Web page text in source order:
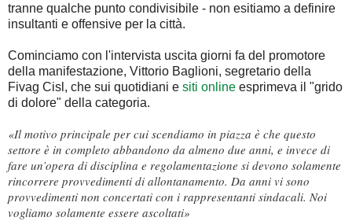
tranne qualche punto condivisibile - non esitiamo a definire
insultanti e offensive per la città.
Cominciamo con l'intervista uscita giorni fa del promotore
della manifestazione, Vittorio Baglioni, segretario della
Fivag Cisl, che sui quotidiani e siti online esprimeva il "grido
di dolore" della categoria.
«Il motivo principale per cui scendiamo in piazza è che questo
settore è in completo abbandono da almeno due anni, e invece di
fare un’opera di disciplina e regolamentazione si devono solamente
rincorrere provvedimenti di allontanamento. Da anni vi sono
provvedimenti non concertati con i rappresentanti sindacali. Noi
vogliamo solamente essere ascoltati»